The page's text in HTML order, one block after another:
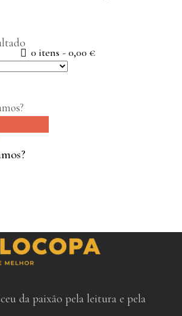
0 itens 0,00 €
da paixão pela leitura e pela